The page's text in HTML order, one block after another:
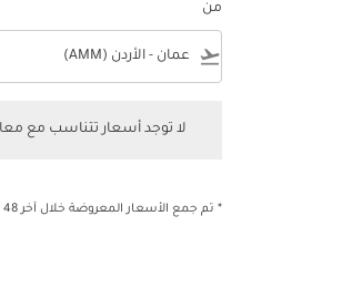
من
flight_takeoff
لا توجد أسعار تتناسب مع
* تم جمع الأسعار المعروضة خلال آخر 48 ساعة وقد لا تكون متاحة وقت الحجز.